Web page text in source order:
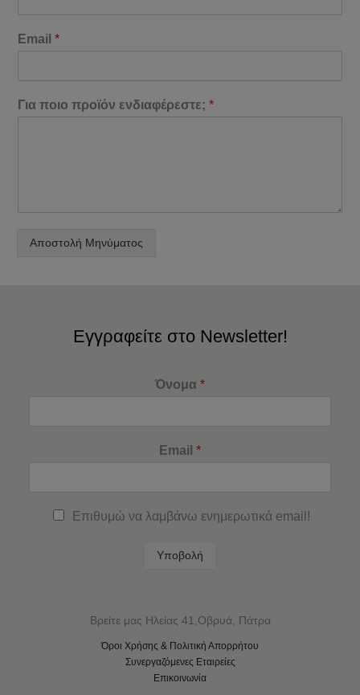
Email*
Για ποιο προϊόν ενδιαφέρεστε;*
Αποστολή Μηνύματος
Εγγραφείτε στο Newsletter!
Όνομα *
Email *
Επιθυμώ να λαμβάνω ενημερωτικά email!
Υποβολή
Βρείτε μας Ηλείας 41,Οβρυά, Πάτρα
Όροι Χρήσης & Πολιτική Απορρήτου
Συνεργαζόμενες Εταιρείες
Επικοινωνία